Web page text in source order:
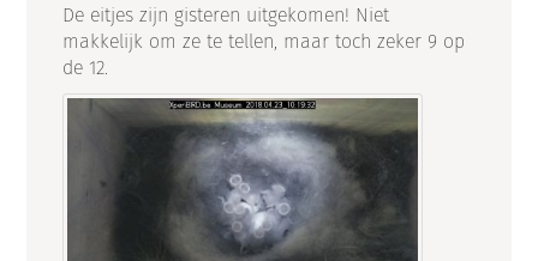
De eitjes zijn gisteren uitgekomen! Niet
makkelijk om ze te tellen, maar toch zeker 9 op
de 12.